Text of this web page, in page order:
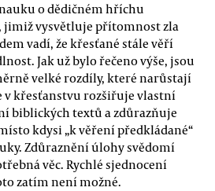
o dědičném hříchu
jimiž vysvětluje přítomnost zla
vadí, že křesťané stále věří
Jak už bylo řečeno výše, jsou
velké rozdíly, které narůstají
v křesťanstvu rozšiřuje vlastní
biblických textů a zdůrazňuje
kdysi „k věření předkládané“
Zdůraznění úlohy svědomí
věc. Rychlé sjednocení
zatím není možné.